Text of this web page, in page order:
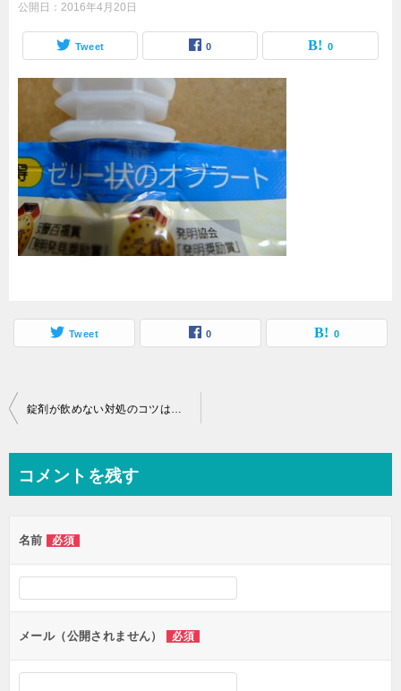
公開日： 2016年4月20日
Tweet 0 0
Tweet 0 0
投
ビ
ー
シ
ン
錠剤が飲めない対処のコツは？無理なく簡単に飲める方法をご紹介
コメントを残す
名前 必須
メール（公開されません） 必須